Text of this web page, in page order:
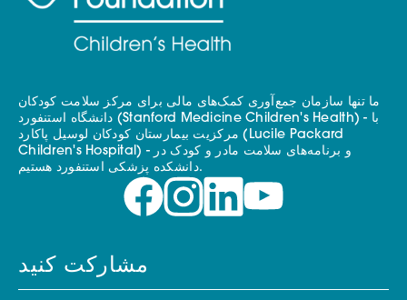
ما تنها سازمان جمع‌آوری کمک‌های مالی برای مرکز سلامت کودکان
دانشگاه استنفورد (Stanford Medicine Children's Health) - با
مرکزیت بیمارستان کودکان لوسیل پاکارد (Lucile Packard
Children's Hospital) - و برنامه‌های سلامت مادر و کودک در
دانشکده پزشکی استنفورد هستیم.
مشارکت کنید